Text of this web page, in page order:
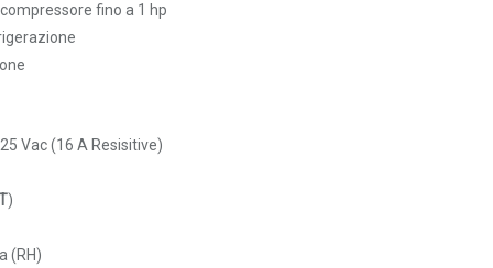
parte), 3 uscite relè +
Vac
con sensore RHT-
Vdc
ambiente con cavo pvc
-
fino a 1 hp
Vac (16 A Resisitive)
)
(RH)